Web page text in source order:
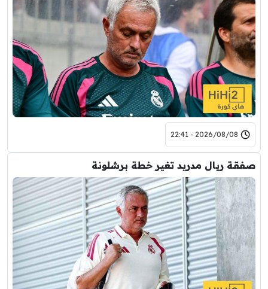
2026/08/08 - 22:41
صفقة ريال مدريد تغير خطة برشلونة